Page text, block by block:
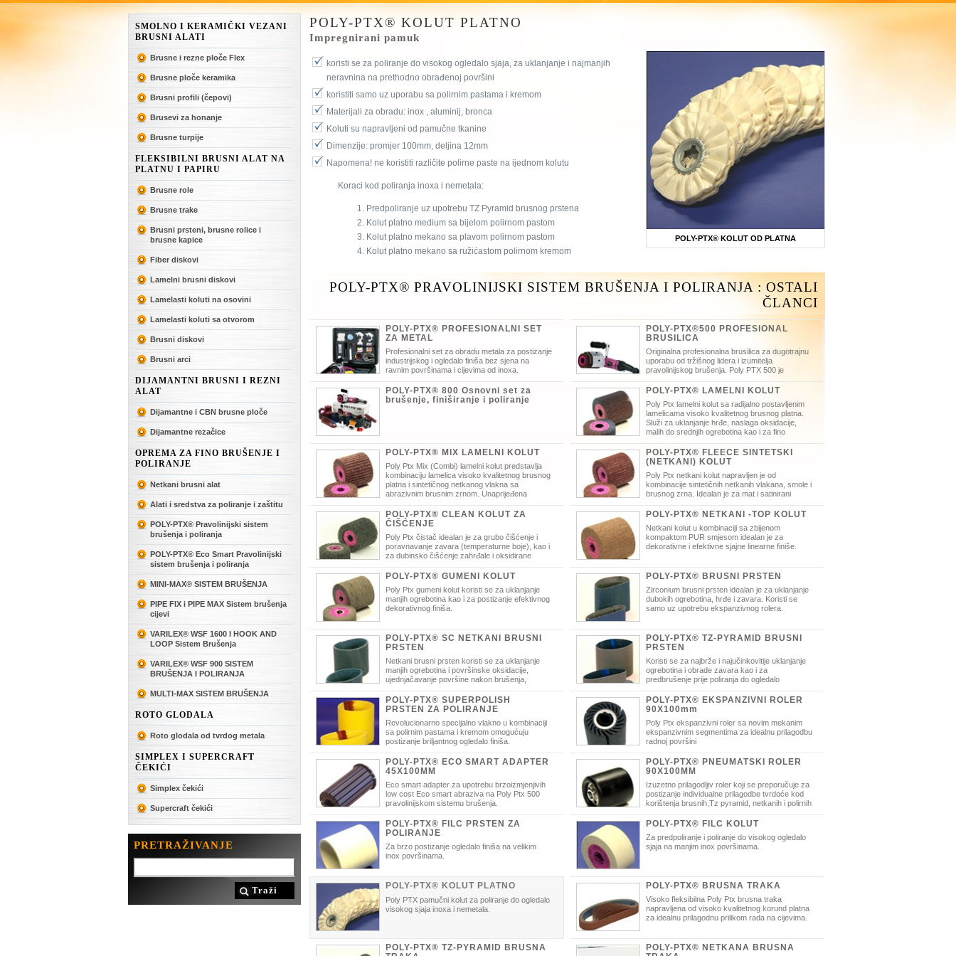
SMOLNO I KERAMIČKI VEZANI
BRUSNI ALATI
Brusne i rezne ploče Flex
Brusne ploče keramika
Brusni profili (čepovi)
Brusevi za honanje
Brusne turpije
FLEKSIBILNI BRUSNI ALAT NA
PLATNU I PAPIRU
Brusne role
Brusne trake
Brusni prsteni, brusne rolice i
brusne kapice
Fiber diskovi
Lamelni brusni diskovi
Lamelasti koluti na osovini
Lamelasti koluti sa otvorom
Brusni diskovi
Brusni arci
DIJAMANTNI BRUSNI I REZNI
ALAT
Dijamantne i CBN brusne ploče
Dijamantne rezačice
OPREMA ZA FINO BRUŠENJE I
POLIRANJE
Netkani brusni alat
Alati i sredstva za poliranje i zaštitu
POLY-PTX® Pravolinijski sistem
brušenja i poliranja
POLY-PTX® Eco Smart Pravolinijski
sistem brušenja i poliranja
MINI-MAX® SISTEM BRUŠENJA
PIPE FIX i PIPE MAX Sistem brušenja
cijevi
VARILEX® WSF 1600 I HOOK AND
LOOP Sistem Brušenja
VARILEX® WSF 900 SISTEM
BRUŠENJA I POLIRANJA
MULTI-MAX SISTEM BRUŠENJA
ROTO GLODALA
Roto glodala od tvrdog metala
SIMPLEX I SUPERCRAFT
ČEKIĆI
Simplex čekići
Supercraft čekići
PRETRAŽIVANJE
Traži
POLY-PTX® KOLUT PLATNO
Impregnirani pamuk
POLY-PTX® KOLUT OD PLATNA
koristi se za poliranje do visokog ogledalo sjaja, za uklanjanje i najmanjih
neravnina na prethodno obrađenoj površini
koristiti samo uz uporabu sa polirnim pastama i kremom
Materijali za obradu: inox , aluminij, bronca
Koluti su napravljeni od pamučne tkanine
Dimenzije: promjer 100mm, deljina 12mm
Napomena! ne koristiti različite polirne paste na ijednom kolutu
Koraci kod poliranja inoxa i nemetala:
Predpoliranje uz upotrebu TZ Pyramid brusnog prstena
Kolut platno medium sa bijelom polirnom pastom
Kolut platno mekano sa plavom polirnom pastom
Kolut platno mekano sa ružićastom polirnom kremom
POLY-PTX® PRAVOLINIJSKI SISTEM BRUŠENJA I POLIRANJA : OSTALI
ČLANCI
POLY-PTX® PROFESIONALNI SET
ZA METAL
Profesionalni set za obradu metala za postizanje
industrijskog i ogledalo finiša bez sjena na
ravnim površinama i cijevima od inoxa.
POLY-PTX®500 PROFESIONAL
BRUSILICA
Originalna profesionalna brusilica za dugotrajnu
uporabu od tržišnog lidera i izumitelja
pravolinijskog brušenja. Poly PTX 500 je
površinskog finiša na ravnim površinama i cijevnim konstrukcijama.
1600 W, varijabilna brzina okretaja, ergonomski dizajn, univerzalna u
svakom pogledu
POLY-PTX® 800 Osnovni set za
brušenje, finiširanje i poliranje
POLY-PTX® LAMELNI KOLUT
Poly Ptx lamelni kolut sa radijalno postavljenim
lamelicama visoko kvalitetnog brusnog platna.
Služi za uklanjanje hrđe, naslaga oksidacije,
malih do srednjih ogrebotina kao i za fino
POLY-PTX® MIX LAMELNI KOLUT
Poly Ptx Mix (Combi) lamelni kolut predstavlja
kombinaciju lamelica visoko kvalitetnog brusnog
platna i sintetičnog netkanog vlakna sa
abrazivnim brusnim zrnom. Unaprijeđena
POLY-PTX® FLEECE SINTETSKI
(NETKANI) KOLUT
Poly Ptx netkani kolut napravljen je od
kombinacije sintetičnih netkanih vlakana, smole i
brusnog zrna. Idealan je za mat i satinirani
zauklanjanje oksidacijskih naslaga na inoxu i nemetalima.
POLY-PTX® CLEAN KOLUT ZA
ČIŠĆENJE
Poly Ptx čistač idealan je za grubo čišćenje i
poravnavanje zavara (temperaturne boje), kao i
za dubinsko čišćenje zahrđale i oksidirane
uporabu žičanih i drugih alata za čišćenje.
POLY-PTX® NETKANI -TOP KOLUT
Netkani kolut u kombinaciji sa zbijenom
kompaktom PUR smjesom idealan je za
dekorativne i efektivne sjajne linearne finiše.
POLY-PTX® GUMENI KOLUT
Poly Ptx gumeni kolut koristi se za uklanjanje
manjih ogrebotina kao i za postizanje efektivnog
dekorativnog finiša.
POLY-PTX® BRUSNI PRSTEN
Zirconium brusni prsten idealan je za uklanjanje
dubokih ogrebotina, hrđe i zavara. Koristi se
samo uz upotrebu ekspanzivnog rolera.
POLY-PTX® SC NETKANI BRUSNI
PRSTEN
Netkani brusni prsten koristi se za uklanjanje
manjih ogrebotina i površinske oksidacije,
ujednjačavanje površine nakon brušenja,
postizanje mat i satin finiša.
POLY-PTX® TZ-PYRAMID BRUSNI
PRSTEN
Koristi se za najbrže i najučinkovitije uklanjanje
ogrebotina i obrade zavara kao i za
predbrušenje prije poliranja do ogledalo
postizanje određene kvalitete radne površine.
POLY-PTX® SUPERPOLISH
PRSTEN ZA POLIRANJE
Revolucionarno specijalno vlakno u kombinaciji
sa polirnim pastama i kremom omogućuju
postizanje briljantnog ogledalo finiša.
POLY-PTX® EKSPANZIVNI ROLER
90X100mm
Poly Ptx ekspanzivni roler sa novim mekanim
ekspanzivnim segmentima za idealnu prilagodbu
radnoj površini
POLY-PTX® ECO SMART ADAPTER
45X100MM
Eco smart adapter za upotrebu brzoizmjenjivih
low cost Eco smart abraziva na Poly Ptx 500
pravolinijskom sistemu brušenja.
POLY-PTX® PNEUMATSKI ROLER
90X100MM
Izuzetno prilagodljiv roler koji se preporučuje za
postizanje individualne prilagodbe tvrdoće kod
korištenja brusnih,Tz pyramid, netkanih i polirnih
POLY-PTX® FILC PRSTEN ZA
POLIRANJE
Za brzo postizanje ogledalo finiša na velikim
inox površinama.
POLY-PTX® FILC KOLUT
Za predpoliranje i poliranje do visokog ogledalo
sjaja na manjim inox površinama.
POLY-PTX® KOLUT PLATNO
Poly PTX pamučni kolut za poliranje do ogledalo
visokog sjaja inoxa i nemetala.
POLY-PTX® BRUSNA TRAKA
Visoko fleksibilna Poly Ptx brusna traka
napravljena od visoko kvalitetnog korund platna
za idealnu prilagodnu prilikom rada na cijevima.
POLY-PTX® TZ-PYRAMID BRUSNA
POLY-PTX® NETKANA BRUSNA